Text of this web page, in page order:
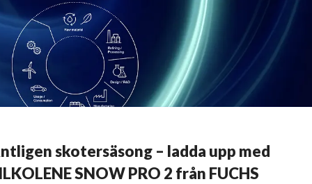
skotersäsong – ladda upp med
SNOW PRO 2 från FUCHS